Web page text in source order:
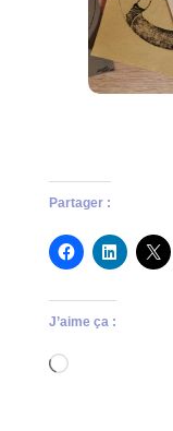
Partager :
J’aime ça :
Chargement…